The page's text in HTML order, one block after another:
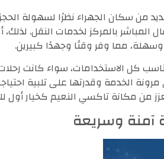
من سكان الجهراء نظرًا لسهولة
المباشر بالمركز لخدمات النقل.
مما وفر وقتًا وجهدًا كبيرين.
كل الاستخدامات، سواء كانت رحلات
مرونة الخدمة وقدرتها على تلبية
من مكانة تاكسي النعيم كخيار أول
آمنة وسريعة